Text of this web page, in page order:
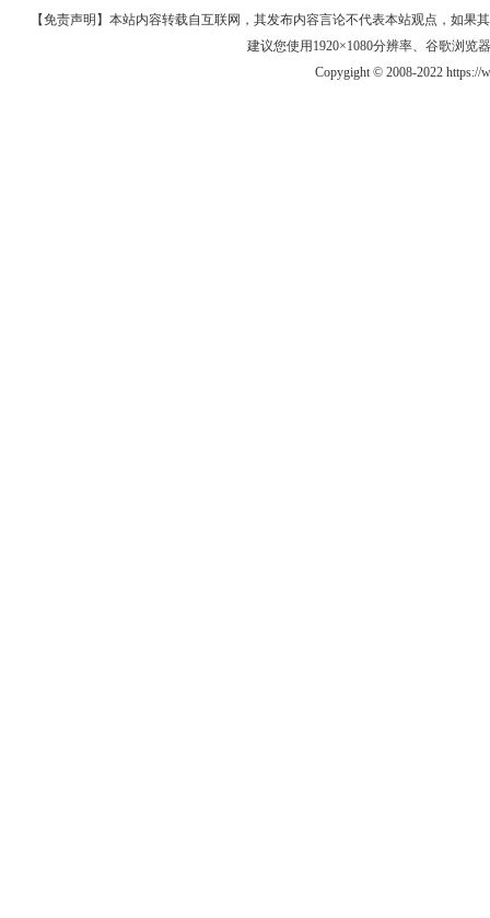
【免责声明】本站内容转载自互联网，其发布内容言论不代表本站观点，如果
建议您使用1920×1080分辨率、谷歌浏览
Copygight © 2008-2022 https://